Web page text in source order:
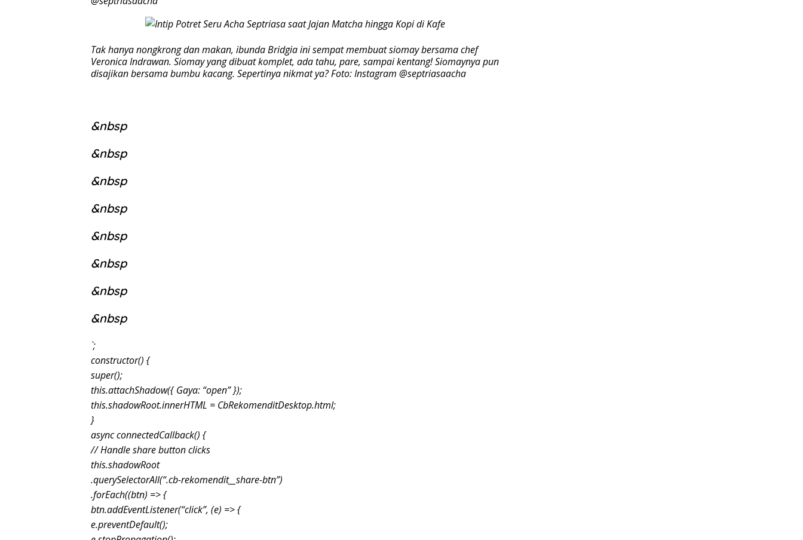
Tak hanya nongkrong dan makan, ibunda Bridgia ini sempat membuat siomay bersama chef
Veronica Indrawan. Siomay yang dibuat komplet, ada tahu, pare, sampai kentang! Siomaynya pun
disajikan bersama bumbu kacang. Sepertinya nikmat ya? Foto: Instagram @septriasaacha
&nbsp
&nbsp
&nbsp
&nbsp
&nbsp
&nbsp
&nbsp
&nbsp
`;
constructor() {
super();
this.attachShadow({ Gaya: “open” });
this.shadowRoot.innerHTML = CbRekomenditDesktop.html;
}
async connectedCallback() {
// Handle share button clicks
this.shadowRoot
.querySelectorAll(“.cb-rekomendit__share-btn”)
.forEach((btn) => {
btn.addEventListener(“click”, (e) => {
e.preventDefault();